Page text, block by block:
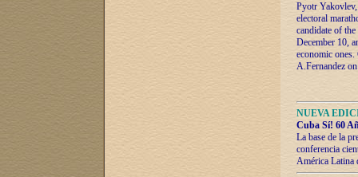
Pyotr
electoral
candidate of
December 10,
economic
A.Fernandez
NUEVA
Cuba Sí! 60
La base de la
conferencia
América Latina